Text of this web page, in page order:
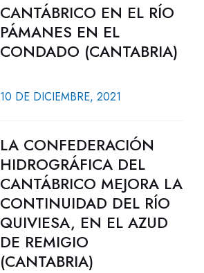
CANTÁBRICO EN EL RÍO
PÁMANES EN EL
CONDADO (CANTABRIA)
10 DE DICIEMBRE, 2021
LA CONFEDERACIÓN
HIDROGRÁFICA DEL
CANTÁBRICO MEJORA LA
CONTINUIDAD DEL RÍO
QUIVIESA, EN EL AZUD
DE REMIGIO
(CANTABRIA)